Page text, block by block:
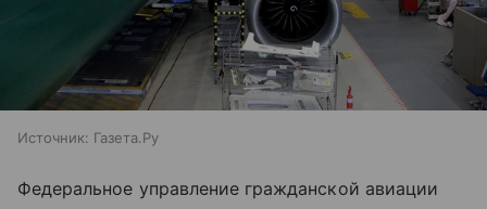
Источник: Газета.Ру
Федеральное управление гражданской авиации